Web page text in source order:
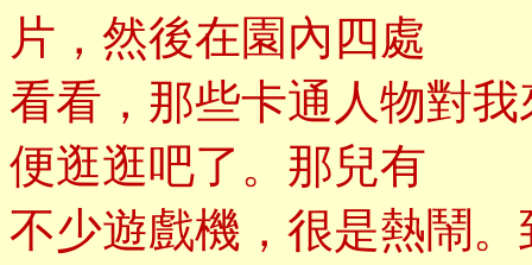
片，然後在園內四處
看看，那些卡通人物對
便逛逛吧了。那兒有
不少遊戲機，很是熱鬧